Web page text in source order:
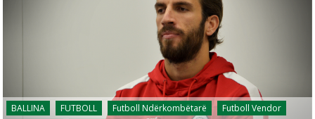
BALLINA FUTBOLL Futboll Ndërkombëtarë
Futboll Vendor